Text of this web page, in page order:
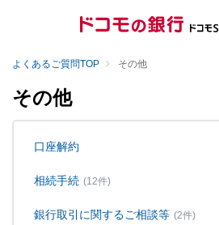
よくあるご質問TOP その他
その他
口座解約
相続手続 (12件)
銀行取引に関するご相談等 (2件)